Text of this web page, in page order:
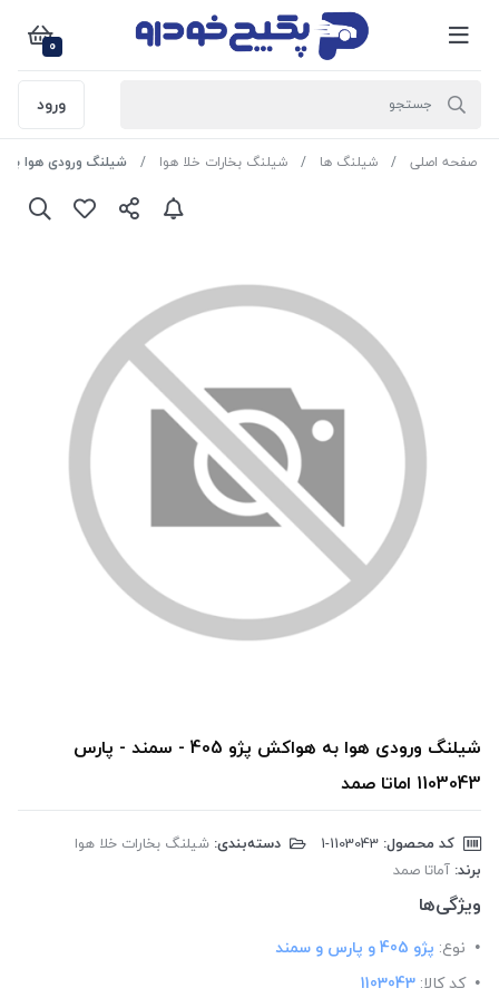
0
ورود
صفحه اصلی شیلنگ ها شیلنگ بخارات خلا هوا شیلنگ ورودی هوا به هواکش پژو 405 - سمند -
شیلنگ ورودی هوا به هواکش پژو 405 - سمند - پارس
1103043 اماتا صمد
کد محصول: دسته‌بندی: شیلنگ بخارات خلا هوا
برند: آماتا صمد
ویژگی‌ها
نوع: پژو 405 و پارس و سمند
کد کالا: 1103043